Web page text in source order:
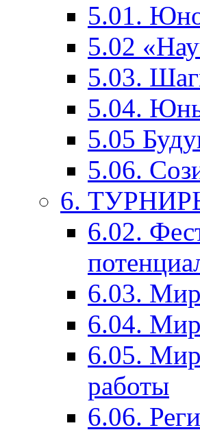
5.01.
5.02
5.03.
5.04.
5.05
5.06.
6.
6.02.
6.03. Мир
6.04. Мир
6.05. Мир
работы
6.06.